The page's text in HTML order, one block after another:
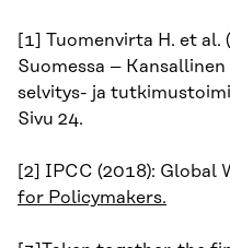
[1] Tuomenvirta H. et al.
Suomessa –
selvitys- ja
Sivu 24.
[2] IPCC (2018): Global
for Policymakers.